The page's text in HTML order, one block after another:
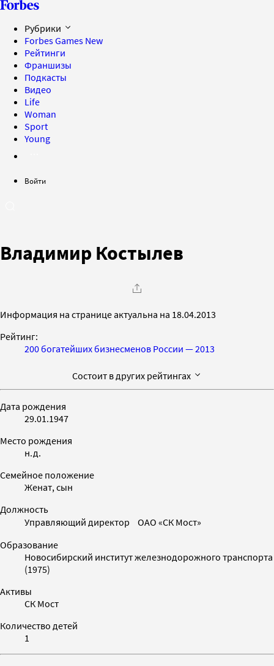
Рубрики
Forbes Games New
Рейтинги
Франшизы
Подкасты
Видео
Life
Woman
Sport
Young
Войти
Владимир Костылев
Информация на странице актуальна на 18.04.2013
Рейтинг:
200 богатейших бизнесменов России — 2013
Состоит в других рейтингах
Дата рождения
29.01.1947
Место рождения
н.д.
Семейное положение
Женат, сын
Должность
Управляющий директор ОАО «СК Мост»
Образование
Новосибирский институт железнодорожного транспорта
(1975)
Активы
СК Мост
Количество детей
1